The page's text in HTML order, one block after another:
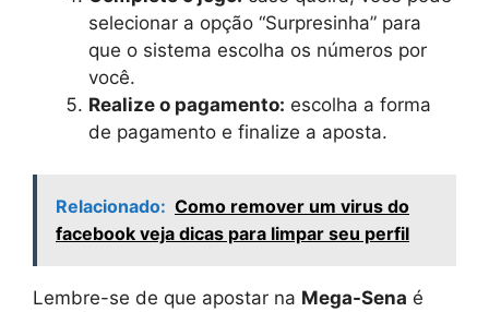
selecionar a opção “Surpresinha” para
que o sistema escolha os números por
você.
Realize o pagamento: escolha a forma
de pagamento e finalize a aposta.
Relacionado: Como remover um virus do
facebook veja dicas para limpar seu perfil
Lembre-se de que apostar na Mega-Sena é